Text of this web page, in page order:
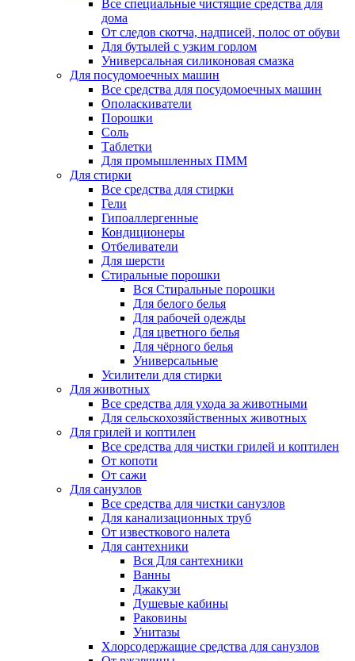
Все специальные чистящие средства для
дома
От следов скотча, надписей, полос от обуви
Для бутылей с узким горлом
Универсальная силиконовая смазка
Для посудомоечных машин
Все средства для посудомоечных машин
Ополаскиватели
Порошки
Соль
Таблетки
Для промышленных ПММ
Для стирки
Все средства для стирки
Гели
Гипоаллергенные
Кондиционеры
Отбеливатели
Для шерсти
Стиральные порошки
Вся Стиральные порошки
Для белого белья
Для рабочей одежды
Для цветного белья
Для чёрного белья
Универсальные
Усилители для стирки
Для животных
Все средства для ухода за животными
Для сельскохозяйственных животных
Для грилей и коптилен
Все средства для чистки грилей и коптилен
От копоти
От сажи
Для санузлов
Все средства для чистки санузлов
Для канализационных труб
От известкового налета
Для сантехники
Вся Для сантехники
Ванны
Джакузи
Душевые кабины
Раковины
Унитазы
Хлорсодержащие средства для санузлов